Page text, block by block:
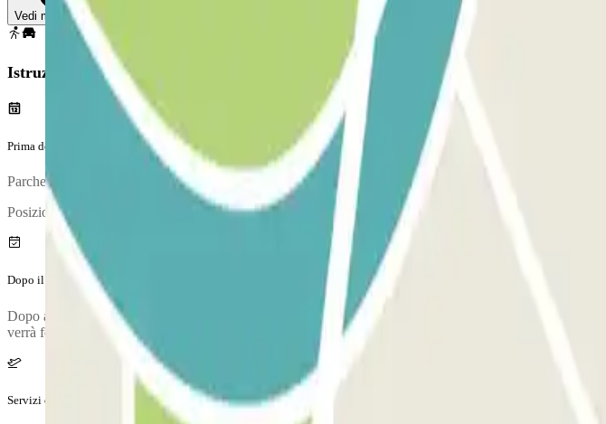
Vedi mappa
Istruzioni
Prima del tuo viaggio
Parcheggia il tuo veicolo e vai alla cabina di controllo per convalidare la tua prenotazione.
Posizione della cabina di controllo:
Dopo il tuo viaggio
Dopo aver ritirato i tuoi bagagli, chiama il parcheggio per richiedere il ritiro. Durante la chiamata, una
verrà fornito una volta effettuata la prenotazione.
Servizi extra (non inclusi nel prezzo)